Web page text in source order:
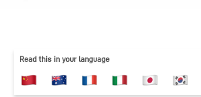
Read this in your language